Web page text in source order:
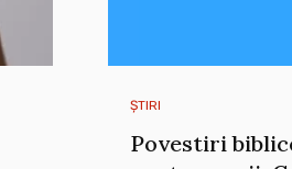
ȘTIRI
Povestiri